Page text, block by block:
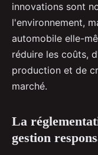
innovations sont
l'environnement,
automobile elle-
réduire les coûts,
production et de
marché.
La
gestion